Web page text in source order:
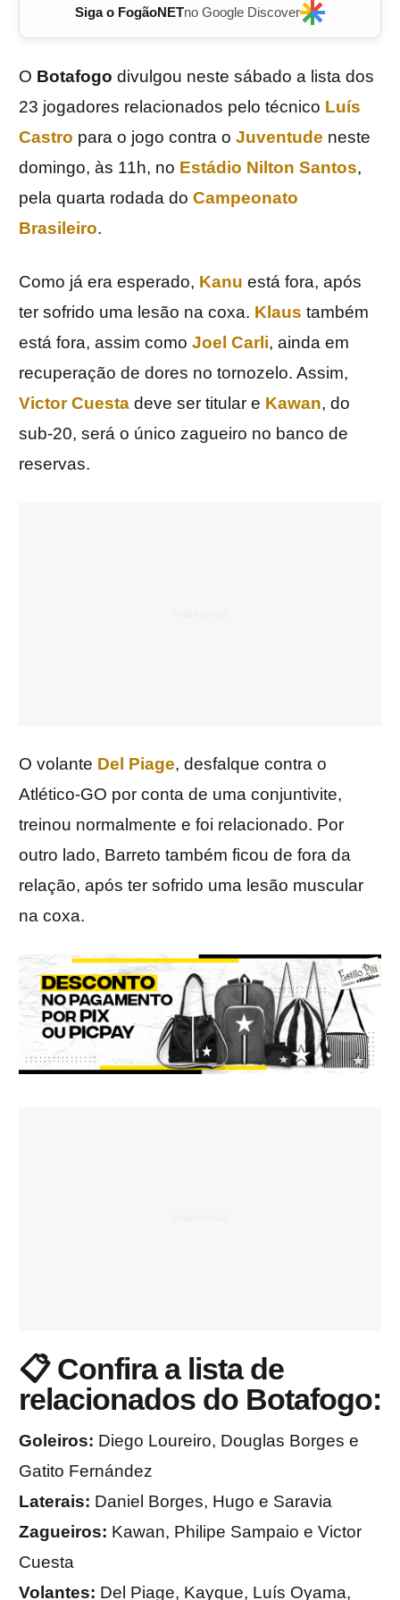
Siga o FogãoNETno Google Discover
O Botafogo divulgou neste sábado a lista dos
23 jogadores relacionados pelo técnico Luís
Castro para o jogo contra o Juventude neste
domingo, às 11h, no Estádio Nilton Santos,
pela quarta rodada do Campeonato
Brasileiro.
Como já era esperado, Kanu está fora, após
ter sofrido uma lesão na coxa. Klaus também
está fora, assim como Joel Carli, ainda em
recuperação de dores no tornozelo. Assim,
Victor Cuesta deve ser titular e Kawan, do
sub-20, será o único zagueiro no banco de
reservas.
O volante Del Piage, desfalque contra o
Atlético-GO por conta de uma conjuntivite,
treinou normalmente e foi relacionado. Por
outro lado, Barreto também ficou de fora da
relação, após ter sofrido uma lesão muscular
na coxa.
📋 Confira a lista de
relacionados do Botafogo:
Goleiros: Diego Loureiro, Douglas Borges e
Gatito Fernández
Laterais: Daniel Borges, Hugo e Saravia
Zagueiros: Kawan, Philipe Sampaio e Victor
Cuesta
Volantes: Del Piage, Kayque, Luís Oyama,